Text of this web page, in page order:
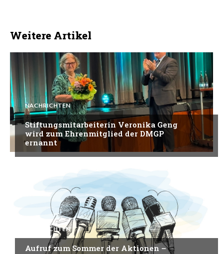
Weitere Artikel
NACHRICHTEN
Stiftungsmitarbeiterin Veronika Geng
wird zum Ehrenmitglied der DMGP
ernannt
NACHRICHTEN
Aufruf zum Sommer der Aktionen –